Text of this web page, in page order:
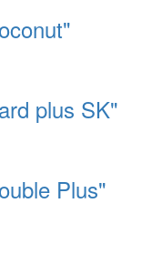
plus SK"
Plus"